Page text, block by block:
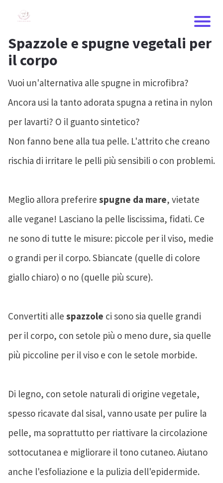
Spazzole e spugne vegetali per
il corpo
Vuoi un'alternativa alle spugne in microfibra?
Ancora usi la tanto adorata spugna a retina in nylon
per lavarti? O il guanto sintetico?
Non fanno bene alla tua pelle. L'attrito che creano
rischia di irritare le pelli più sensibili o con problemi.
Meglio allora preferire spugne da mare, vietate
alle vegane! Lasciano la pelle liscissima, fidati. Ce
ne sono di tutte le misure: piccole per il viso, medie
o grandi per il corpo. Sbiancate (quelle di colore
giallo chiaro) o no (quelle più scure).
Convertiti alle spazzole ci sono sia quelle grandi
per il corpo, con setole più o meno dure, sia quelle
più piccoline per il viso e con le setole morbide.
Di legno, con setole naturali di origine vegetale,
spesso ricavate dal sisal, vanno usate per pulire la
pelle, ma soprattutto per riattivare la circolazione
sottocutanea e migliorare il tono cutaneo. Aiutano
anche l'esfoliazione e la pulizia dell'epidermide.